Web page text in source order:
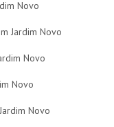
Novo
Jardim Novo
Novo
Novo
Novo